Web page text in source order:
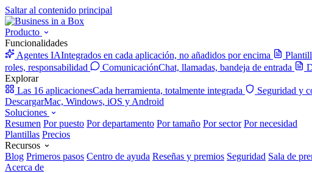
Saltar al contenido principal
Producto
Funcionalidades
Agentes IAIntegrados en cada aplicación, no añadidos por encima
roles, responsabilidad
ComunicaciónChat, llamadas, bandeja de entrada
Explorar
Las 16 aplicacionesCada herramienta, totalmente integrada Seguridad y
DescargarMac, Windows, iOS y Android
Soluciones
Resumen Por puesto Por departamento Por tamaño Por sector Por necesidad
Plantillas Precios
Recursos
Blog Primeros pasos Centro de ayuda Reseñas y premios Seguridad Sala de
Acerca de